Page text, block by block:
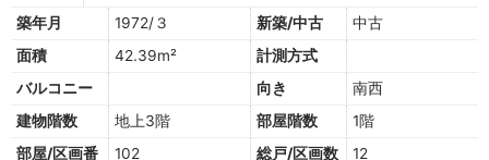
築年月
1972/３ 新築/中古
中古
面積
42.39m²
計測方式
バルコニー
向き
南西
建物階数
地上3階 部屋階数
1階
部屋/区画番
102 総戸/区画数 12